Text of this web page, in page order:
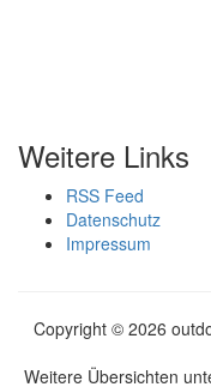
Weitere Links
RSS Feed
Datenschutz
Impressum
Copyright © 2026
Weitere Übersichten